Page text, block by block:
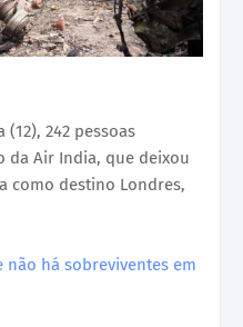
242 pessoas
da Air India, que deixou
como destino Londres,
não há sobreviventes em